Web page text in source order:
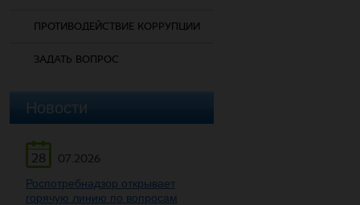
ПРОТИВОДЕЙСТВИЕ КОРРУПЦИИ
ЗАДАТЬ ВОПРОС
Новости
28
07.2026
Роспотребнадзор открывает
горячую линию по вопросам